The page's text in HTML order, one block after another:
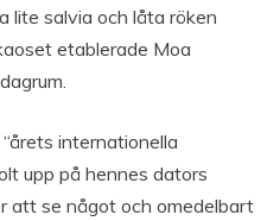
lite salvia och låta röken
etablerade Moa
internationella
upp på hennes dators
att se något och omedelbart